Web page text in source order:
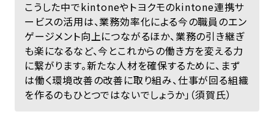
こうした中でkintoneやトヨクモのkintone連携サ
ービスの活用は、業務効率化による今の職員のエン
ゲージメント向上につながるほか、業務の引き継ぎ
も楽になるなど、今とこれからの働き方を変える力
に繋がります。新たな人材を確保するために、まず
は働く環境改善の改善に取り組み、仕事が回る組織
を作るのもひとつではないでしょうか」（須賀氏）